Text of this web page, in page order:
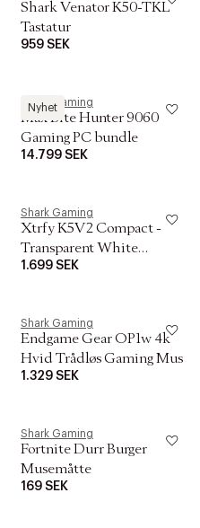
Shark Venator K50-TKL
Tastatur
959 SEK
Nyhet
Shark Gaming
Max Bite Hunter 9060
Gaming PC bundle
14.799 SEK
Shark Gaming
Xtrfy K5V2 Compact -
Transparent White
Tastatur
1.699 SEK
Shark Gaming
Endgame Gear OP1w 4k
Hvid Trådløs Gaming Mus
1.329 SEK
Shark Gaming
Fortnite Durr Burger
Musemåtte
169 SEK